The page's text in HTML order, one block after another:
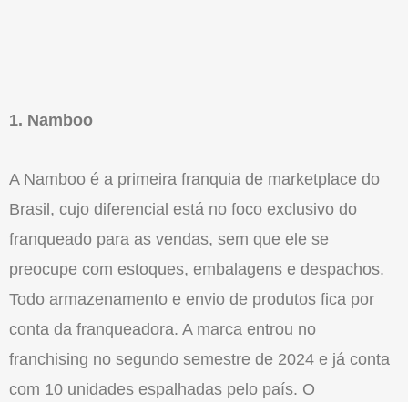
1. Namboo
A Namboo é a primeira franquia de marketplace do
Brasil, cujo diferencial está no foco exclusivo do
franqueado para as vendas, sem que ele se
preocupe com estoques, embalagens e despachos.
Todo armazenamento e envio de produtos fica por
conta da franqueadora. A marca entrou no
franchising no segundo semestre de 2024 e já conta
com 10 unidades espalhadas pelo país. O